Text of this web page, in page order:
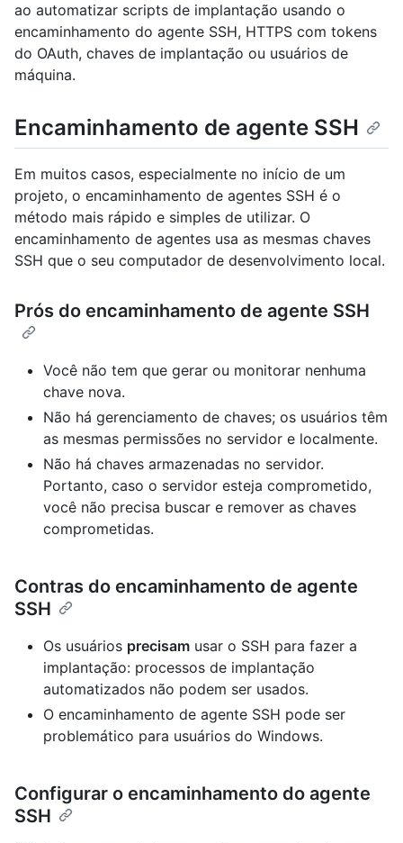
ao automatizar scripts de implantação usando o
encaminhamento do agente SSH, HTTPS com tokens
do OAuth, chaves de implantação ou usuários de
máquina.
Encaminhamento de agente SSH
Em muitos casos, especialmente no início de um
projeto, o encaminhamento de agentes SSH é o
método mais rápido e simples de utilizar. O
encaminhamento de agentes usa as mesmas chaves
SSH que o seu computador de desenvolvimento local.
Prós do encaminhamento de agente SSH
Você não tem que gerar ou monitorar nenhuma
chave nova.
Não há gerenciamento de chaves; os usuários têm
as mesmas permissões no servidor e localmente.
Não há chaves armazenadas no servidor.
Portanto, caso o servidor esteja comprometido,
você não precisa buscar e remover as chaves
comprometidas.
Contras do encaminhamento de agente
SSH
Os usuários precisam usar o SSH para fazer a
implantação: processos de implantação
automatizados não podem ser usados.
O encaminhamento de agente SSH pode ser
problemático para usuários do Windows.
Configurar o encaminhamento do agente
SSH